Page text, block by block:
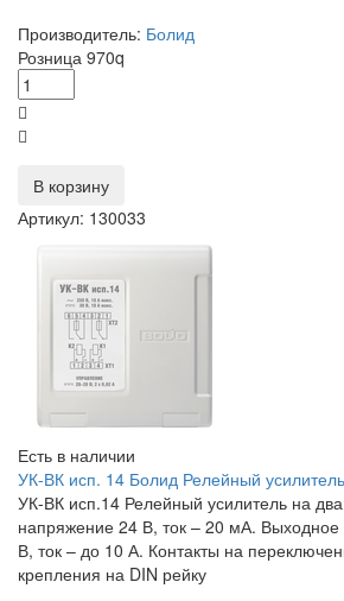
Производитель: Болид
Розница 970q
В корзину
Артикул: 130033
Есть в наличии
УК-ВК исп. 14 Болид Релейный
УК-ВК исп.14 Релейный усилитель на
напряжение 24 В, ток – 20 мА.
В, ток – до 10 А. Контакты на
крепления на DIN рейку